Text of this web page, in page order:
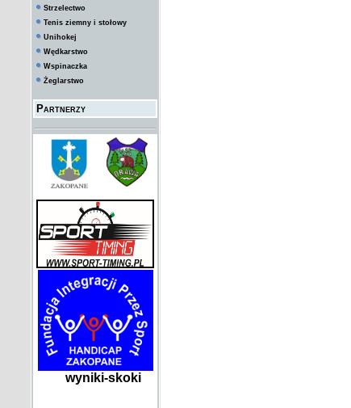
Strzelectwo
Tenis ziemny i stołowy
Unihokej
Wędkarstwo
Wspinaczka
Żeglarstwo
Partnerzy
wyniki-skoki